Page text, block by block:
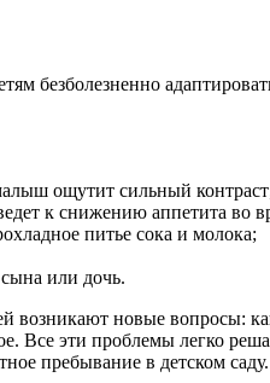
безболезненно
ощутит сильный
к снижению аппетита
питье сока и молока;
или дочь.
возникают новые вопросы:
Все эти проблемы легко
пребывание в детском саду.